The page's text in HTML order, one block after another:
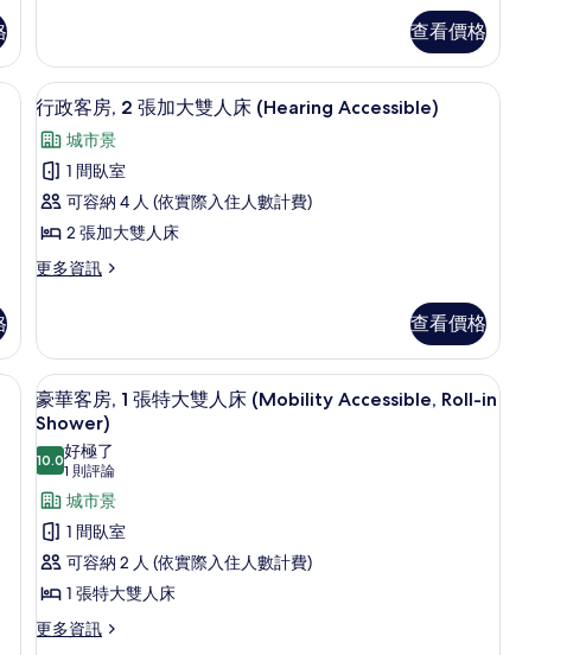
大
雙
人
床,
城
市
景
觀,
的
所
有
相
片
套
房,
1
張
特
大
雙
人
床,
市
間
的
詳
情
查看價格
房內保險箱
顯
示
行
政
客
2
加
大
雙
人
床
(Hearing
Accessible)
的
所
有
相
高級寢具、舒適加層、迷你吧、客房內保險箱
6
行政客房, 2 張加大雙人床 (Hearing Accessible)
城市景
1 間臥室
可容納 4 人 (依實際入住人數計費)
2 張加大雙人床
更多資訊
更
客
房,
2
張
大
雙
人
床
(Hearing
Accessible)
的
情
查看價格
房內保險箱
顯
示
豪
華
客
房,
1
張
特
高級寢具、舒適加層、迷你吧、客房內保險箱
6
豪華客房, 1 張特大雙人床 (Mobility Accessible, Roll-in
Shower)
10.010.0 分，滿分 10 分
好極了
1 則評論
(1
則
評
論)
城市景
1 間臥室
可容納 2 人 (依實際入住人數計費)
1 張特大雙人床
更多資訊
更